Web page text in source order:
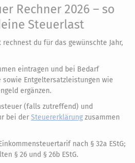
Rechner 2026 – so
Steuerlast
du für das gewünschte Jahr,
eintragen und bei Bedarf
Entgeltersatzleistungen wie
ergänzen.
(falls zutreffend) und
bei der Steuererklärung zusammen
nach § 32a EStG;
§ 26 und § 26b EStG.